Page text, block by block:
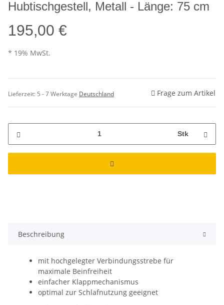
Hubtischgestell, Metall - Länge: 75 cm
195,00 €
* 19% MwSt.
Lieferzeit: 5 - 7 Werktage Deutschland Frage zum Artikel
Stk
Beschreibung
mit hochgelegter Verbindungsstrebe für
maximale Beinfreiheit
einfacher Klappmechanismus
optimal zur Schlafnutzung geeignet